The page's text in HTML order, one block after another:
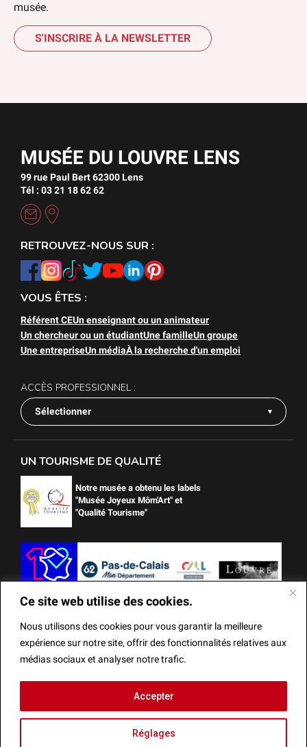
Ce site web utilise des cookies.
Nous utilisons des cookies pour vous garantir la meilleure
expérience sur notre site, offrir des fonctionnalités relatives aux
médias sociaux et analyser notre trafic.
Réglages
Accepter
musée.
S'INSCRIRE À LA NEWSLETTER
MUSÉE DU LOUVRE LENS
99 rue Paul Bert 62300 Lens
Tél : 03 21 18 62 62
RETROUVEZ-NOUS SUR :
VOUS ÊTES :
Référent CEUn enseignant ou un animateur
Un chercheur ou un étudiantUne familleUn groupe
Une entrepriseUn médiaÀ la recherche d'un emploi
ACCÈS PROFESSIONNEL :
Sélectionner
UN TOURISME DE QUALITÉ
Notre musée a obtenu les labels
"Musée Joyeux Môm'Art" et
"Qualité Tourisme"
Mentions LégalesActes administratifs
Ce site web utilise des cookies.
Nous utilisons des cookies pour vous garantir la meilleure
expérience sur notre site, offrir des fonctionnalités relatives